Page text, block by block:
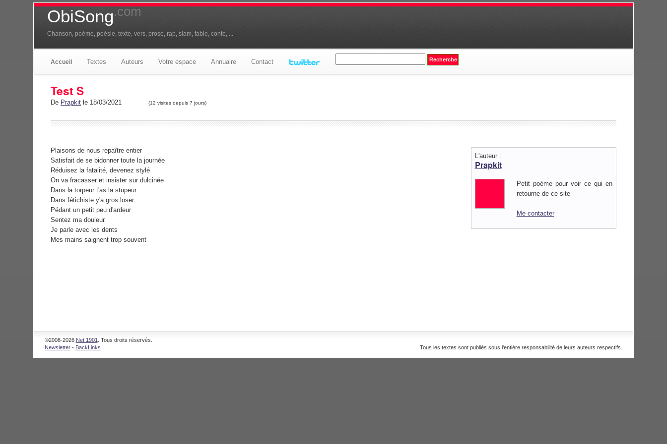
ObiSong.com
Chanson, poéme, poésie, texte, vers, prose, rap, slam, fable, conte, ...
Accueil Textes Auteurs Votre espace Annuaire Contact
Test S
De Prapkit le 18/03/2021 (12 visites depuis 7 jours)
Plaisons de nous repaître entier
Satisfait de se bidonner toute la journée
Réduisez la fatalité, devenez stylé
On va fracasser et insister sur dulcinée
Dans la torpeur t'as la stupeur
Dans fétichiste y'a gros loser
Pédant un petit peu d'ardeur
Sentez ma douleur
Je parle avec les dents
Mes mains saignent trop souvent
L'auteur :
Prapkit
Petit poème pour voir ce qui en
retourne de ce site
Me contacter
©2008-2026 Net 1901
. Tous droits réservés.
Newsletter- BackLinks Tous les textes sont publiés sous l'entière responsabilité de leurs auteurs respectifs.